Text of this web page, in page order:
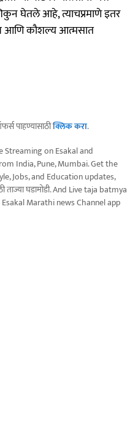
घेतले आहे, त्याचप्रमाणे इतर
आणि कौशल्य आत्मसात
पाहण्यासाठीक्लिक करा.
Streaming on Esakal and
India, Pune, Mumbai. Get the
Jobs, and Education updates,
ताज्या घडामोडी. And Live taja batmya
Marathi news Channel app